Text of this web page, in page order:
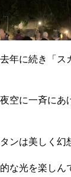
年に続き「ス
夜空に一斉にあ
ンは美しく幻
な光を楽しん